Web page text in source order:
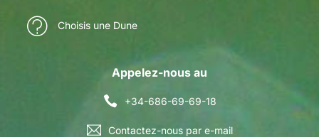
Choisis une Dune
Appelez-nous au
+34-686-69-69-18
Contactez-nous par e-mail